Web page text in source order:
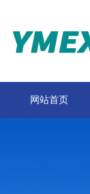
网站首页